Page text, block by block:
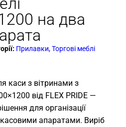
на два
Прилавки,Торгові меблі
каси з вітринами з
від FLEX PRIDE —
для організації
апаратами. Виріб